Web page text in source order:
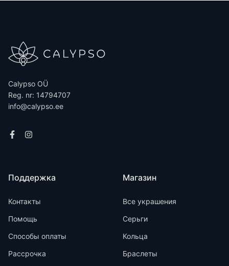
Calypso OÜ
Reg. nr: 14794707
info@calypso.ee
Поддержка
Контакты
Помощь
Способы оплаты
Рассрочка
Магазин
Все украшения
Серьги
Кольца
Браслеты